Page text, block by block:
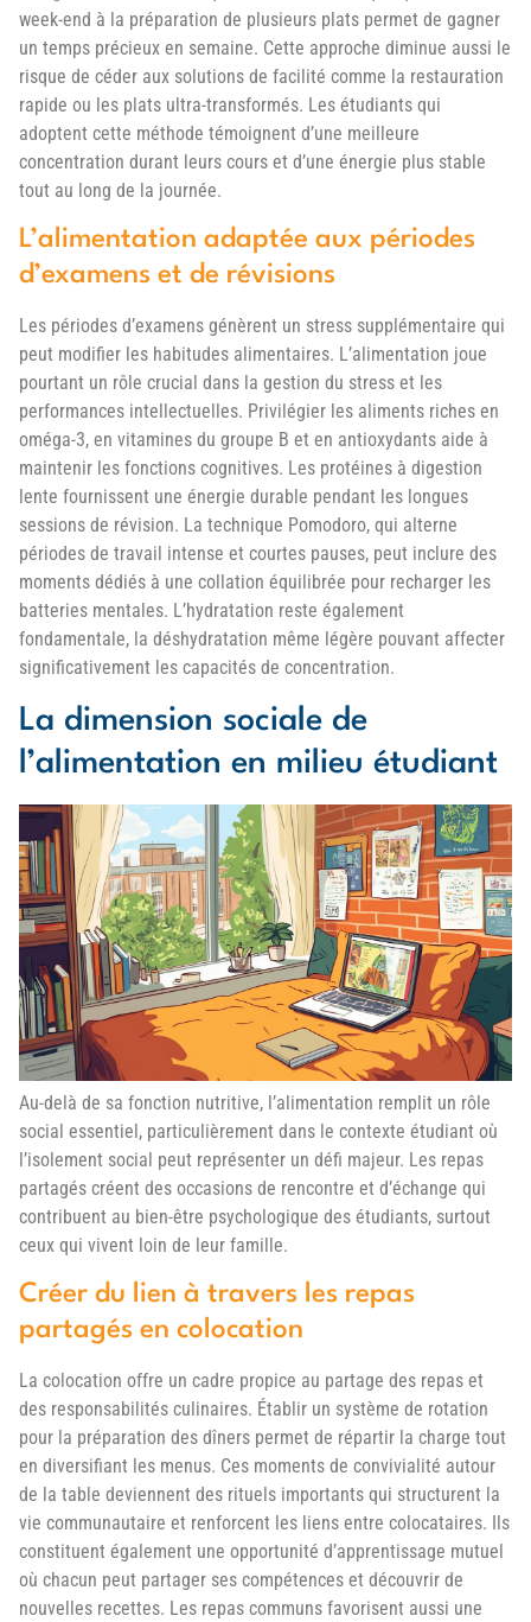
week-end à la préparation de plusieurs plats permet de gagner
un temps précieux en semaine. Cette approche diminue aussi le
risque de céder aux solutions de facilité comme la restauration
rapide ou les plats ultra-transformés. Les étudiants qui
adoptent cette méthode témoignent d’une meilleure
concentration durant leurs cours et d’une énergie plus stable
tout au long de la journée.
L’alimentation adaptée aux périodes
d’examens et de révisions
Les périodes d’examens génèrent un stress supplémentaire qui
peut modifier les habitudes alimentaires. L’alimentation joue
pourtant un rôle crucial dans la gestion du stress et les
performances intellectuelles. Privilégier les aliments riches en
oméga-3, en vitamines du groupe B et en antioxydants aide à
maintenir les fonctions cognitives. Les protéines à digestion
lente fournissent une énergie durable pendant les longues
sessions de révision. La technique Pomodoro, qui alterne
périodes de travail intense et courtes pauses, peut inclure des
moments dédiés à une collation équilibrée pour recharger les
batteries mentales. L’hydratation reste également
fondamentale, la déshydratation même légère pouvant affecter
significativement les capacités de concentration.
La dimension sociale de
l’alimentation en milieu étudiant
Au-delà de sa fonction nutritive, l’alimentation remplit un rôle
social essentiel, particulièrement dans le contexte étudiant où
l’isolement social peut représenter un défi majeur. Les repas
partagés créent des occasions de rencontre et d’échange qui
contribuent au bien-être psychologique des étudiants, surtout
ceux qui vivent loin de leur famille.
Créer du lien à travers les repas
partagés en colocation
La colocation offre un cadre propice au partage des repas et
des responsabilités culinaires. Établir un système de rotation
pour la préparation des dîners permet de répartir la charge tout
en diversifiant les menus. Ces moments de convivialité autour
de la table deviennent des rituels importants qui structurent la
vie communautaire et renforcent les liens entre colocataires. Ils
constituent également une opportunité d’apprentissage mutuel
où chacun peut partager ses compétences et découvrir de
nouvelles recettes. Les repas communs favorisent aussi une